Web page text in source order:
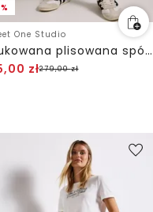
One Studio
Drukowana plisowana spódnica z siatki
zł279,00zł